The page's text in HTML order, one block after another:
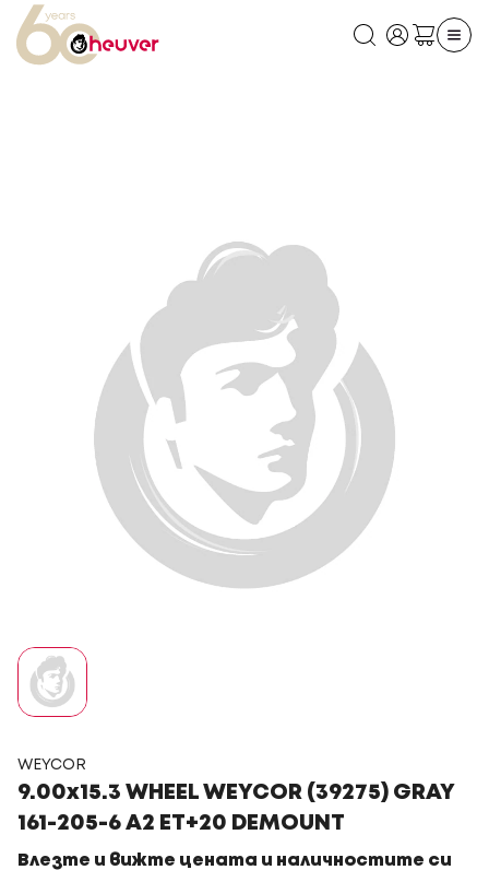
WEYCOR
9.00x15.3 WHEEL WEYCOR (39275) GRAY
161-205-6 A2 ET+20 DEMOUNT
Влезте и вижте цената и наличностите си